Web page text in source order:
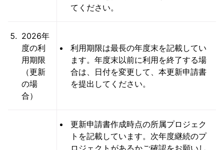
てください。
2026年
度の利
用期限
（更新
の場
合）
利用期限は最長の年度末を記載してい
ます。年度末以前に利用を終了する場
合は、日付を変更して、本更新申請書
を提出してください。
更新申請書作成時点の所属プロジェク
トを記載しています。次年度継続のプ